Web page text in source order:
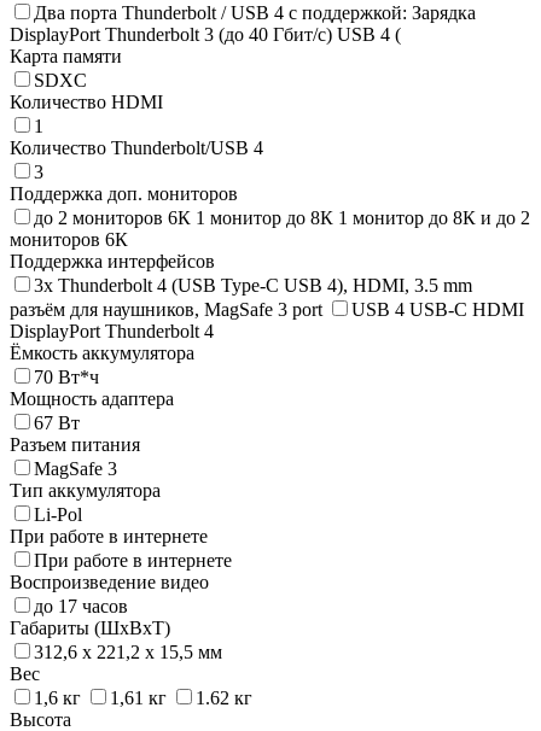
Два порта Thunderbolt / USB 4 с поддержкой: Зарядка
DisplayPort Thunderbolt 3 (до 40 Гбит/с) USB 4 (
Карта памяти
SDXC
Количество HDMI
1
Количество Thunderbolt/USB 4
3
Поддержка доп. мониторов
до 2 мониторов 6К 1 монитор до 8К 1 монитор до 8К и до 2
мониторов 6К
Поддержка интерфейсов
3x Thunderbolt 4 (USB Type-C USB 4), HDMI, 3.5 mm
разъём для наушников, MagSafe 3 port
USB 4 USB-C HDMI
DisplayPort Thunderbolt 4
Ёмкость аккумулятора
70 Вт*ч
Мощность адаптера
67 Вт
Разъем питания
MagSafe 3
Тип аккумулятора
Li-Pol
При работе в интернете
При работе в интернете
Воспроизведение видео
до 17 часов
Габариты (ШхВхТ)
312,6 x 221,2 x 15,5 мм
Вес
1,6 кг
1,61 кг
1.62 кг
Высота